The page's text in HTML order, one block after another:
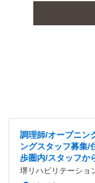
調理師/オープニン
ングスタッフ募集/
歩圏内/スタッフか
堺リハビリテーショ